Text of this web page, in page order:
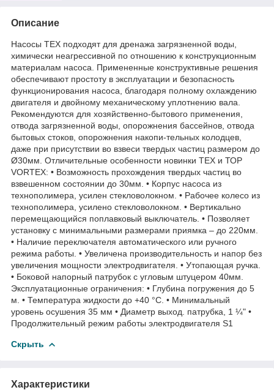
Описание
Насосы ТЕХ подходят для дренажа загрязненной воды,
химически неагрессивной по отношению к конструкционным
материалам насоса. Примененные конструктивные решения
обеспечивают простоту в эксплуатации и безопасность
функционирования насоса, благодаря полному охлаждению
двигателя и двойному механическому уплотнению вала.
Рекомендуются для хозяйственно-бытового применения,
отвода загрязненной воды, опорожнения бассейнов, отвода
бытовых стоков, опорожнения накопи-тельных колодцев,
даже при присутствии во взвеси твердых частиц размером до
Ø30мм. Отличительные особенности новинки ТЕХ и ТОР
VORTEX: • Возможность прохождения твердых частиц во
взвешенном состоянии до 30мм. • Корпус насоса из
технополимера, усилен стекловолокном. • Рабочее колесо из
технополимера, усилено стекловолокном. • Вертикально
перемещающийся поплавковый выключатель. • Позволяет
установку с минимальными размерами приямка – до 220мм.
• Наличие переключателя автоматического или ручного
режима работы. • Увеличена производительность и напор без
увеличения мощности электродвигателя. • Утопающая ручка.
• Боковой напорный патрубок с угловым штуцером 40мм.
Эксплуатационные ограничения: • Глубина погружения до 5
м. • Температура жидкости до +40 °C. • Минимальный
уровень осушения 35 мм • Диаметр выход. патрубка, 1 ¼" •
Продолжительный режим работы электродвигателя S1
Скрыть
Характеристики